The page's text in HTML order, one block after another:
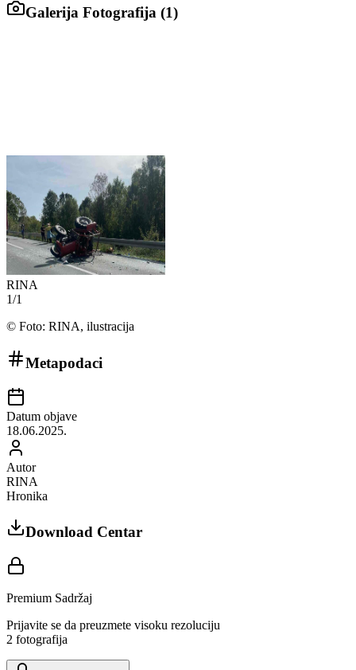
Galerija Fotografija (1)
RINA
1/1
© Foto: RINA, ilustracija
Metapodaci
Datum objave
18.06.2025.
Autor
RINA
Hronika
Download Centar
Premium Sadržaj
Prijavite se da preuzmete visoku rezoluciju
2 fotografija